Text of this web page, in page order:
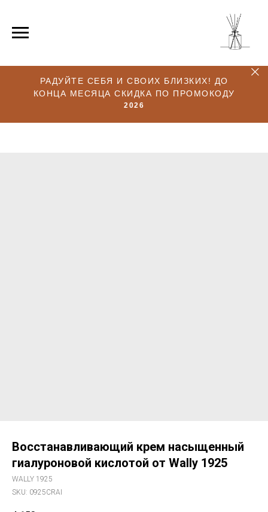
РАДУЙТЕ СЕБЯ И СВОИХ БЛИЗКИХ! ДО
КОНЦА МЕСЯЦА СКИДКА ПО ПРОМОКОДУ
2026
Восстанавливающий крем насыщенный
гиалуроновой кислотой от Wally 1925
WALLY 1925
SKU: 0925CRAI